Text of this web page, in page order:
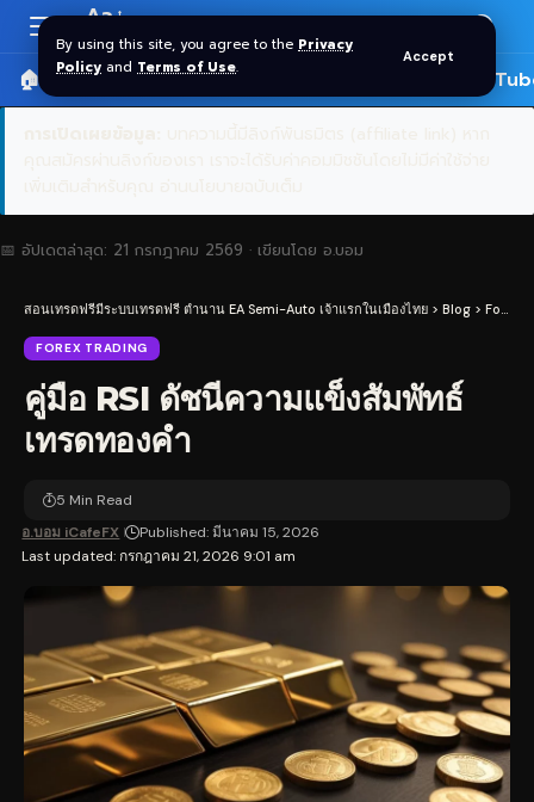
By using this site, you agree to the Privacy
Policy and Terms of Use.
Accept
Resizer
Aa
🏠 หน้าแรก ราคาทอง SPDR 🎬
📅 อัปเดตล่าสุด: 21 กรกฎาคม 2569 · เขียนโดย อ.บอม
สอนเทรดฟรีมีระบบเทรดฟรี ตำนาน EA Semi-Auto เจ้าแรกในเมืองไทย > Blog > Forex Trading
FOREX TRADING
คู่มือ RSI ดัชนีความแข็งสัมพัทธ์
เทรดทองคำ
Last updated: กรกฎาคม 21, 2026 9:01 am
อ.บอม iCafeFX Published: มีนาคม 15, 2026
5 Min Read